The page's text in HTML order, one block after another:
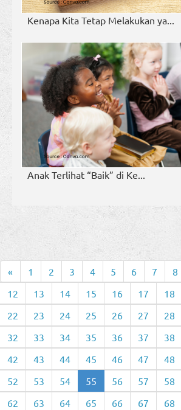
Kenapa Kita Tetap Melakukan ya...
Anak Terlihat “Baik” di Ke...
« 1 2 3 4 5 6 7 8
12
13 14 15 16 17 18
22
23 24 25 26 27 28
32
33 34 35 36 37 38
42
43 44 45 46 47 48
52
53 54 55 56 57 58
62
63 64 65 66 67 68